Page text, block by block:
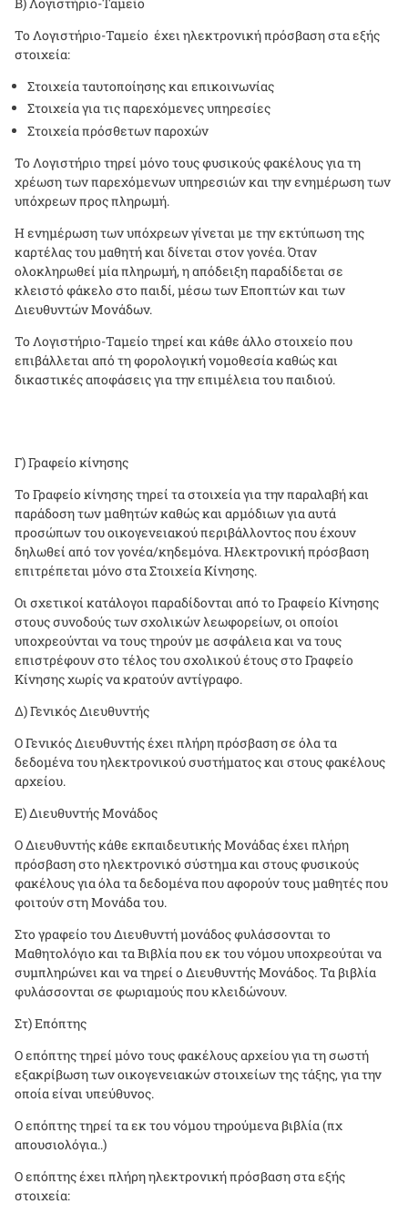
Το Λογιστήριο-Ταμείο έχει ηλεκτρονική πρόσβαση στα εξής
στοιχεία:
Στοιχεία ταυτοποίησης και επικοινωνίας
Στοιχεία για τις παρεχόμενες υπηρεσίες
Στοιχεία πρόσθετων παροχών
Το Λογιστήριο τηρεί μόνο τους φυσικούς φακέλους για τη
χρέωση των παρεχόμενων υπηρεσιών και την ενημέρωση των
υπόχρεων προς πληρωμή.
Η ενημέρωση των υπόχρεων γίνεται με την εκτύπωση της
καρτέλας του μαθητή και δίνεται στον γονέα. Όταν
ολοκληρωθεί μία πληρωμή, η απόδειξη παραδίδεται σε
κλειστό φάκελο στο παιδί, μέσω των Εποπτών και των
Διευθυντών Μονάδων.
Το Λογιστήριο-Ταμείο τηρεί και κάθε άλλο στοιχείο που
επιβάλλεται από τη φορολογική νομοθεσία καθώς και
δικαστικές αποφάσεις για την επιμέλεια του παιδιού.
Γ) Γραφείο κίνησης
Το Γραφείο κίνησης τηρεί τα στοιχεία για την παραλαβή και
παράδοση των μαθητών καθώς και αρμόδιων για αυτά
προσώπων του οικογενειακού περιβάλλοντος που έχουν
δηλωθεί από τον γονέα/κηδεμόνα. Ηλεκτρονική πρόσβαση
επιτρέπεται μόνο στα Στοιχεία Κίνησης.
Οι σχετικοί κατάλογοι παραδίδονται από το Γραφείο Κίνησης
στους συνοδούς των σχολικών λεωφορείων, οι οποίοι
υποχρεούνται να τους τηρούν με ασφάλεια και να τους
επιστρέφουν στο τέλος του σχολικού έτους στο Γραφείο
Κίνησης χωρίς να κρατούν αντίγραφο.
Δ) Γενικός Διευθυντής
Ο Γενικός Διευθυντής έχει πλήρη πρόσβαση σε όλα τα
δεδομένα του ηλεκτρονικού συστήματος και στους φακέλους
αρχείου.
Ε) Διευθυντής Μονάδος
Ο Διευθυντής κάθε εκπαιδευτικής Μονάδας έχει πλήρη
πρόσβαση στο ηλεκτρονικό σύστημα και στους φυσικούς
φακέλους για όλα τα δεδομένα που αφορούν τους μαθητές που
φοιτούν στη Μονάδα του.
Στο γραφείο του Διευθυντή μονάδος φυλάσσονται το
Μαθητολόγιο και τα Βιβλία που εκ του νόμου υποχρεούται να
συμπληρώνει και να τηρεί ο Διευθυντής Μονάδος. Τα βιβλία
φυλάσσονται σε φωριαμούς που κλειδώνουν.
Στ) Επόπτης
Ο επόπτης τηρεί μόνο τους φακέλους αρχείου για τη σωστή
εξακρίβωση των οικογενειακών στοιχείων της τάξης, για την
οποία είναι υπεύθυνος.
Ο επόπτης τηρεί τα εκ του νόμου τηρούμενα βιβλία (πχ
απουσιολόγια..)
Ο επόπτης έχει πλήρη ηλεκτρονική πρόσβαση στα εξής
στοιχεία: